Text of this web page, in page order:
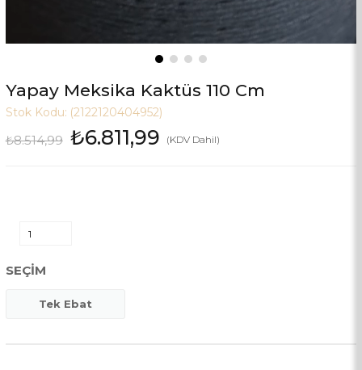
Yapay Meksika Kaktüs 110 Cm
Stok Kodu: (2122120404952)
₺8.514,99 ₺6.811,99 (KDV Dahil)
SEÇIM
Tek Ebat